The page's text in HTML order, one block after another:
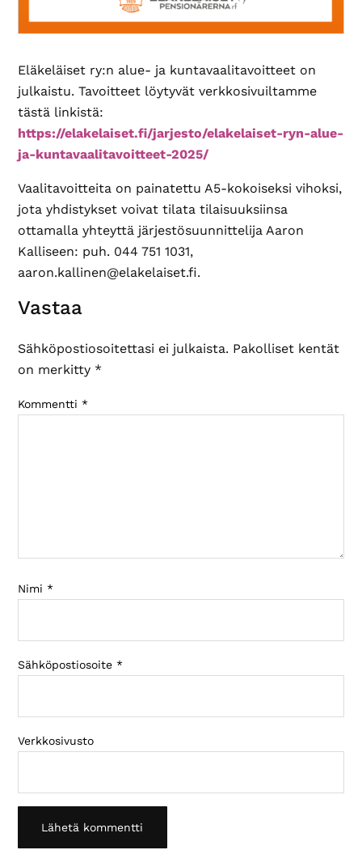
Eläkeläiset ry:n alue- ja kuntavaalitavoitteet on
julkaistu. Tavoitteet löytyvät verkkosivuiltamme
tästä linkistä:
https://elakelaiset.fi/jarjesto/elakelaiset-ryn-alue-
ja-kuntavaalitavoitteet-2025/
Vaalitavoitteita on painatettu A5-kokoiseksi vihoksi,
jota yhdistykset voivat tilata tilaisuuksiinsa
ottamalla yhteyttä järjestösuunnittelija Aaron
Kalliseen: puh. 044 751 1031,
aaron.kallinen@elakelaiset.fi.
Lukijan
Vastaa
Sähköpostiosoitettasi ei julkaista. Pakolliset kentät
on merkitty *
Kommentti *
Nimi *
Sähköpostiosoite *
Verkkosivusto